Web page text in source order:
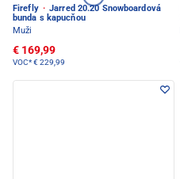
Firefly · Jarred 20.20 Snowboardová
bunda s kapucňou
Muži
€ 169,99
VOC*€ 229,99